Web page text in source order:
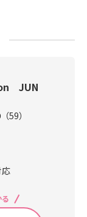
JUN
（59）